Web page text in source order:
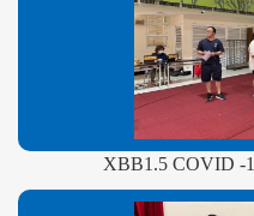
XBB1.5 COVID -